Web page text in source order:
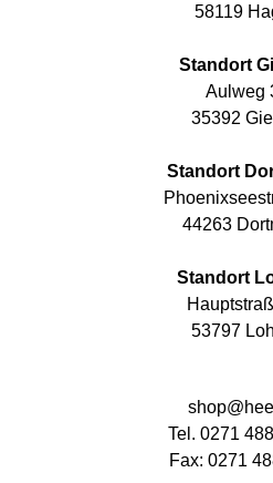
58119
Standort
Aulweg
35392
Standort
44263
Standort
53797
Tel. 0271
Fax: 0271